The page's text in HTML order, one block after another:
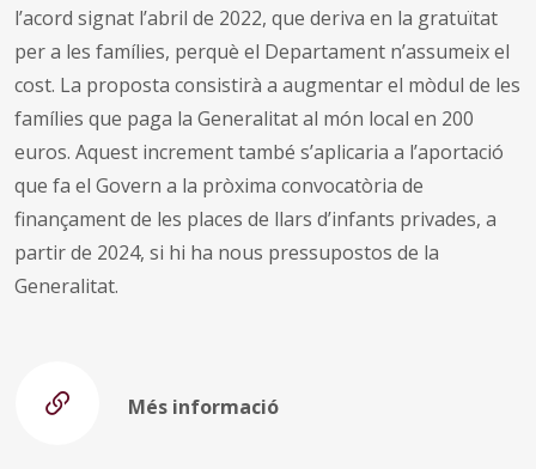
l’acord signat l’abril de 2022, que deriva en la gratuïtat
per a les famílies, perquè el Departament n’assumeix el
cost. La proposta consistirà a augmentar el mòdul de les
famílies que paga la Generalitat al món local en 200
euros. Aquest increment també s’aplicaria a l’aportació
que fa el Govern a la pròxima convocatòria de
finançament de les places de llars d’infants privades, a
partir de 2024, si hi ha nous pressupostos de la
Generalitat.
Més informació